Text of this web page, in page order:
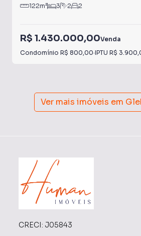
122m² 3 2 2
R$ 1.430.000,00Venda
Condomínio R$ 800,00·IPTU R$
Ver mais imóveis em
CRECI: J05843